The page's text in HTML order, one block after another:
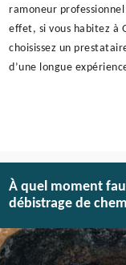
ramoneur
effet, si vous habitez à
choisissez un
d’une longue
À quel moment
débistrage de